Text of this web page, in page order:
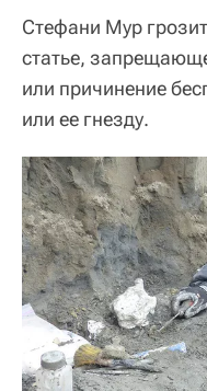
Стефани Мур
статье,
или причинение
или ее гнезду.